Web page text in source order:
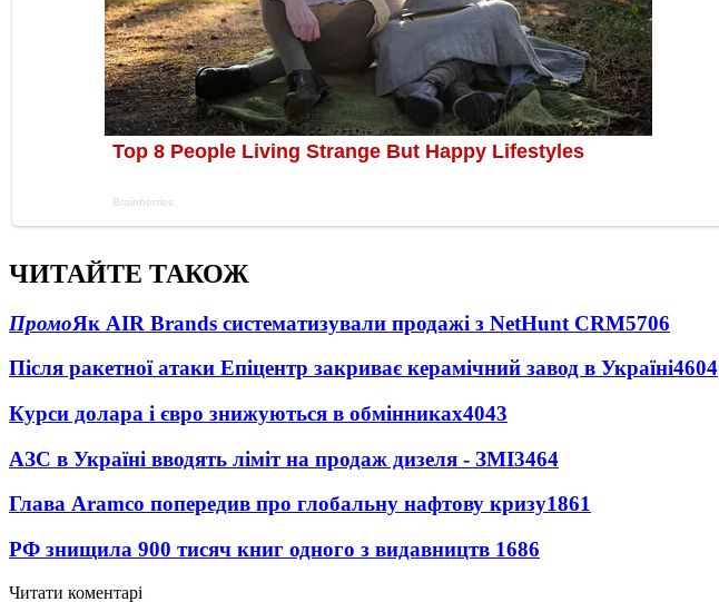
ЧИТАЙТЕ ТАКОЖ
ПромоЯк AIR Brands систематизували продажі з NetHunt CRM5706
Після ракетної атаки Епіцентр закриває керамічний завод в Україні4604
Курси долара і євро знижуються в обмінниках4043
АЗС в Україні вводять ліміт на продаж дизеля - ЗМІ3464
Глава Aramco попередив про глобальну нафтову кризу1861
РФ знищила 900 тисяч книг одного з видавництв 1686
Читати коментарі